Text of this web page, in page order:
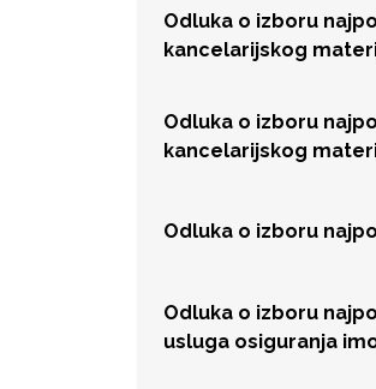
Odluka o izboru
kancelarijskog
Odluka o izboru
kancelarijskog
Odluka o izboru
Odluka o izboru
usluga osiguranja